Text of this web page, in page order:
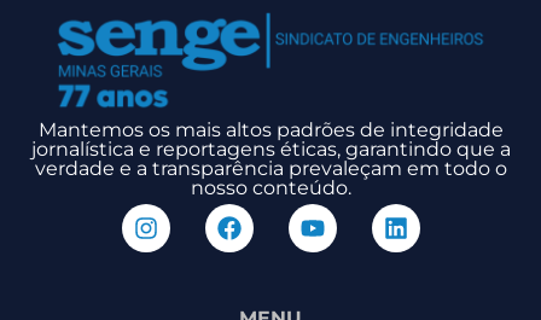
Mantemos os mais altos padrões de integridade
jornalística e reportagens éticas, garantindo que a
verdade e a transparência prevaleçam em todo o
nosso conteúdo.